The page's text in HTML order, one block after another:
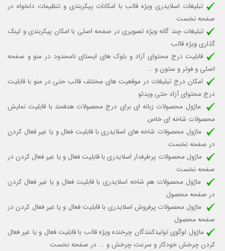
تبلیغات اسلایدری ویژه قالب با امکانات پیکربندی و تنظیمات دلخواه در
صفحه نخست
تبلیغات چند گانه ویژه تصویری در صفحه اصلی با امکان پیکربندی و لینک
گذاری ویژه قالب
قابلیت درج محتوای آزاد و بلوک های ایستای نامحدود در منو و صفحه
اصلی و فوتر و ستون و ...
امکان درج تبلیغات در موقعیت های مختلف قالب حتی در منو با قابلیت
درج محتوای آزاد حتی ویدئو
ماژول محصولات زبانه ای برای درج محصولات هدفمند با قابلیت نمایش
محصولات شاخه ای خاص
ماژول محصولات شاخه های اسلایدری با قابلیت فعال و یا غیر فعال کردن
در صفحه نخست
ماژول محصولات پرطرفدار اسلایدری با قابلیتفعال و یا غیر فعال کردندر
صفحه نخست
ماژول محصولات هم شاخه اسلایدری با قابلیت فعال و یا غیر فعال کردن
در صفحه محصول
ماژول محصولات پرفروش اسلایدری با قابلیت فعال و یا غیر فعال کردن در
صفحه محصول
ماژول لوگوی تولیدکنندگان چرخنده ویژه قالب با قابلیت فعال و یا غیر فعال
کردن چرخش خودکار و سرعت چرخش و ... در صفحه نخست